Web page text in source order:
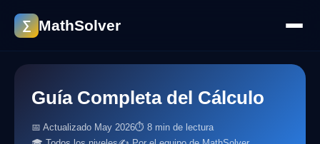
∑ MathSolver
Guía Completa del Cálculo
📅 Actualizado May 2026⏱ 8 min de lectura